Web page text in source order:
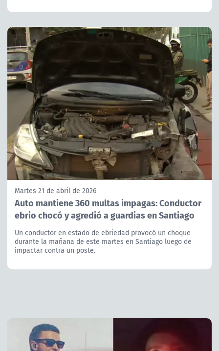
Martes 21 de abril de 2026
Auto mantiene 360 multas impagas: Conductor
ebrio chocó y agredió a guardias en Santiago
Un conductor en estado de ebriedad provocó un choque
durante la mañana de este martes en Santiago luego de
impactar contra un poste.